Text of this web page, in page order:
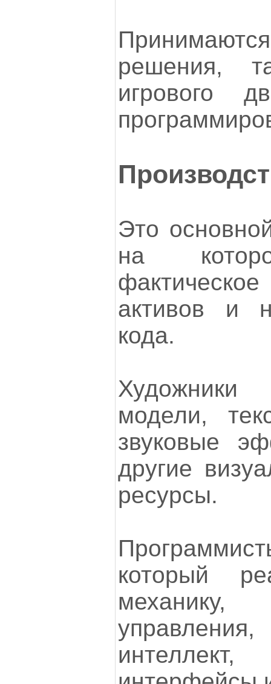
решения,
игрового
Это
на
активов и
кода.
Художники
модели,
звуковые
другие
ресурсы.
который
интеллект,